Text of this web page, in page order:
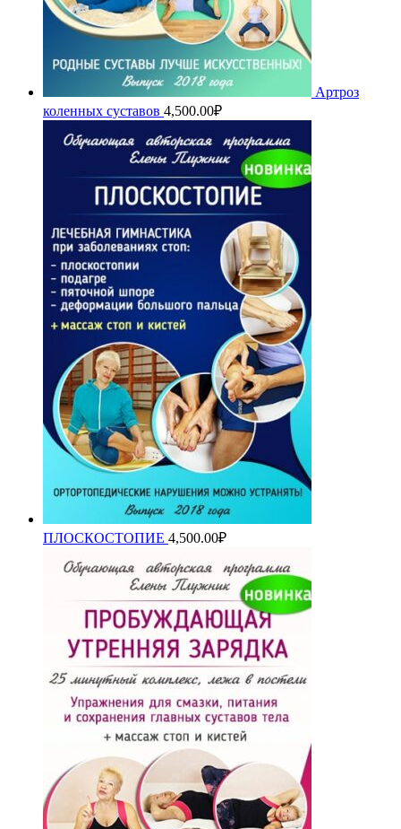
Артроз
коленных суставов 4,500.00₽
ПЛОСКОСТОПИЕ 4,500.00₽